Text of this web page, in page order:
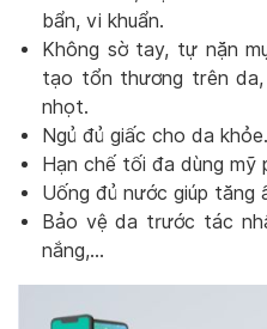
bẩn, vi khuẩn.
Không sờ tay, tự nặn
tạo tổn thương trên
nhọt.
Ngủ đủ giấc cho da khỏe.
Hạn chế tối đa dùng mỹ
Uống đủ nước giúp tăng
Bảo vệ da trước tác
nắng,…